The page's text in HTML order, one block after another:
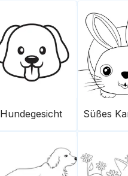
Hundegesicht Süßes